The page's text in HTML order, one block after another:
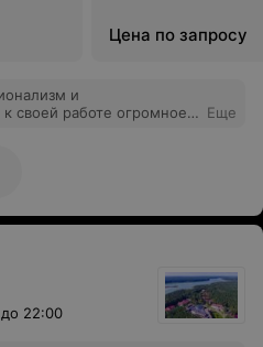
Цена по запросу
и
своей работе огромное
персонал
Еще
до 22:00